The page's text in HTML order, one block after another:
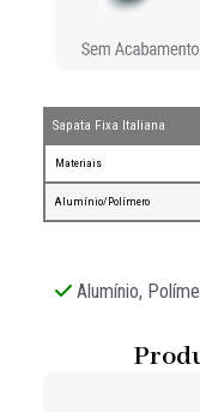
Sapata Fixa Italiana
Materiais
Alumínio/Polímero
Alumínio,